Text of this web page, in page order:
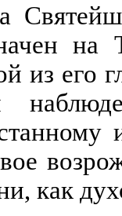
на
из его
как